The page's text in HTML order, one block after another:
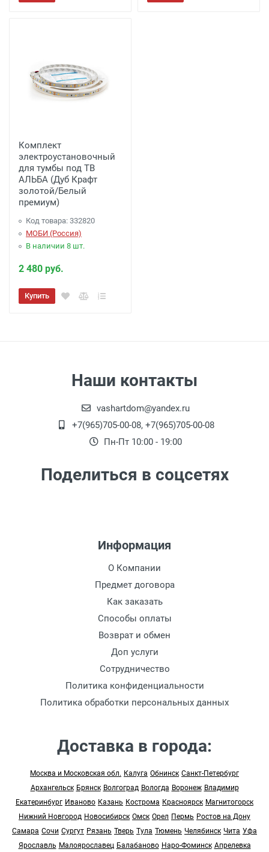
Комплект
электроустановочный
для тумбы под ТВ
АЛЬБА (Дуб Крафт
золотой/Белый
премиум)
Код товара: 332820
МОБИ (Россия)
В наличии 8 шт.
2 480 руб.
Купить
Наши контакты
vashartdom@yandex.ru
+7(965)705-00-08, +7(965)705-00-08
Пн-Пт 10:00 - 19:00
Поделиться в соцсетях
Информация
О Компании
Предмет договора
Как заказать
Способы оплаты
Возврат и обмен
Доп услуги
Сотрудничество
Политика конфиденциальности
Политика обработки персональных данных
Доставка в города:
Москва и Московская обл. Калуга Обнинск Санкт-Петербург
Архангельск Брянск Волгоград Вологда Воронеж Владимир
Екатеринбург Иваново Казань Кострома Красноярск Магнитогорск
Нижний Новгород Новосибирск Омск Орел Пермь Ростов на Дону
Самара Сочи Сургут Рязань Тверь Тула Тюмень Челябинск Чита Уфа
Ярославль Малоярославец Балабаново Наро-Фоминск Апрелевка